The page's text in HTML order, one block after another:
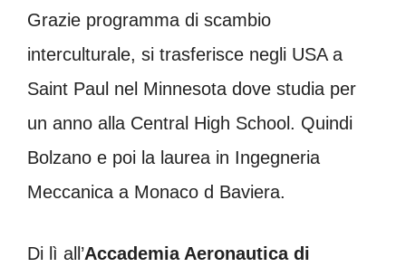
Grazie programma di scambio
interculturale, si trasferisce negli USA a
Saint Paul nel Minnesota dove studia per
un anno alla Central High School. Quindi
Bolzano e poi la laurea in Ingegneria
Meccanica a Monaco d Baviera.
Di lì all’Accademia Aeronautica di